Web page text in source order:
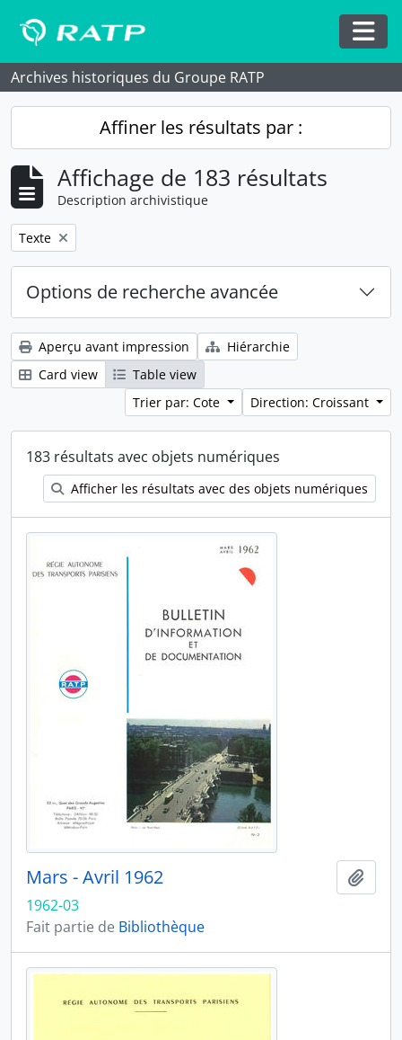
Archives historiques du Groupe RATP
Affiner les résultats par :
Affichage de 183 résultats
Description archivistique
Remove filter:
Texte
Options de recherche avancée
Aperçu avant impression
Hiérarchie
Card view
Table view
Trier par: Cote
Direction: Croissant
183 résultats avec objets numériques
Afficher les résultats avec des objets numériques
Mars - Avril 1962
1962-03
Fait partie de Bibliothèque